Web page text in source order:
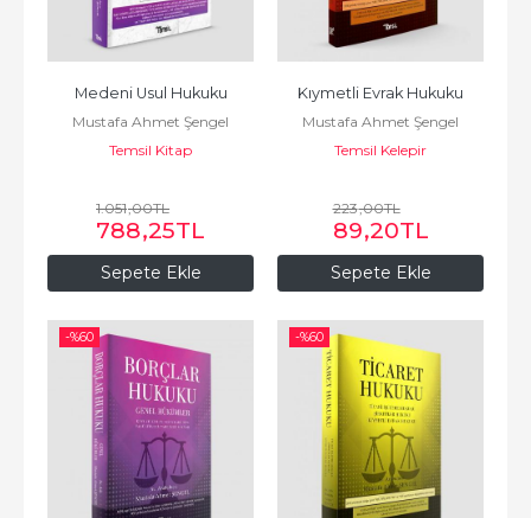
Sepete Ekle
Medeni Usul Hukuku
Mustafa Ahmet Şengel
Temsil Kitap
1.051,00TL
788,25TL
Sepete Ekle
Kıymetli Evrak Hukuku
Mustafa Ahmet Şengel
Temsil Kelepir
223,00TL
89,20TL
-%60 -%60